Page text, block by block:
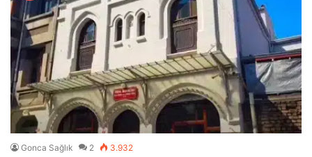
Gonca Sağlık 2 3.932